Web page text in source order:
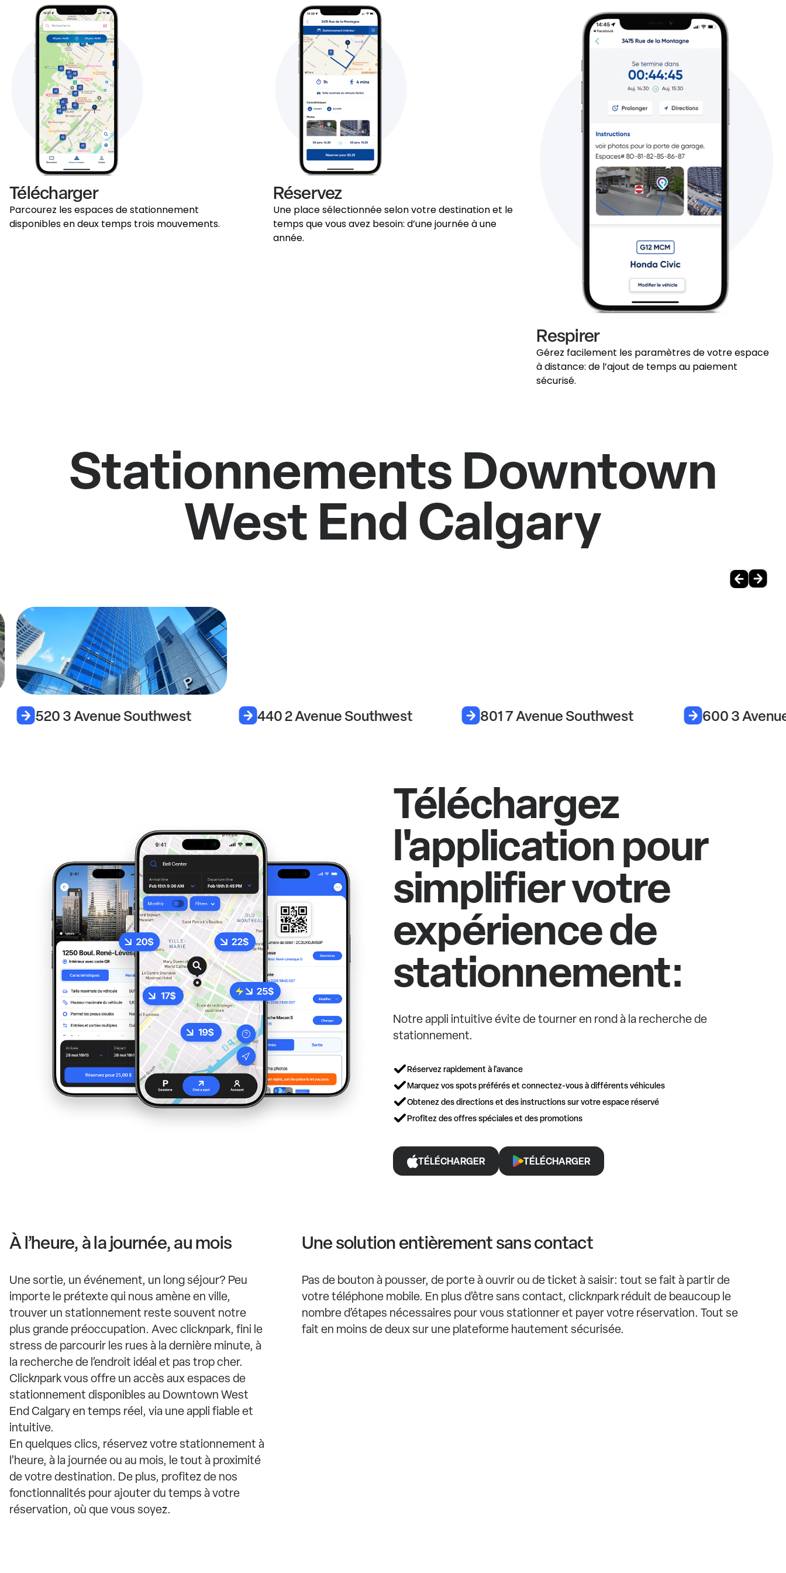
Télécharger
Parcourez les espaces de stationnement
disponibles en deux temps trois mouvements.
Réservez
Une place sélectionnée selon votre destination et le
temps que vous avez besoin: d’une journée à une
année.
Respirer
Gérez facilement les paramètres de votre espace
à distance: de l’ajout de temps au paiement
sécurisé.
Stationnements Downtown
West End Calgary
520 3 Avenue Southwest 440 2 Avenue Southwest 801 7 Avenue Southwest 600 3
Téléchargez
l'application pour
simplifier votre
expérience de
stationnement:
Notre appli intuitive évite de tourner en rond à la recherche de
stationnement.
Réservez rapidement à l'avance
Marquez vos spots préférés et connectez-vous à différents véhicules
Obtenez des directions et des instructions sur votre espace réservé
Profitez des offres spéciales et des promotions
TÉLÉCHARGER TÉLÉCHARGER
À l’heure, à la journée, au mois
Une sortie, un événement, un long séjour? Peu
importe le prétexte qui nous amène en ville,
trouver un stationnement reste souvent notre
plus grande préoccupation. Avec clicknpark, fini le
stress de parcourir les rues à la dernière minute, à
la recherche de l’endroit idéal et pas trop cher.
Clicknpark vous offre un accès aux espaces de
stationnement disponibles au Downtown West
End Calgary en temps réel, via une appli fiable et
intuitive.
En quelques clics, réservez votre stationnement à
l’heure, à la journée ou au mois, le tout à proximité
de votre destination. De plus, profitez de nos
fonctionnalités pour ajouter du temps à votre
réservation, où que vous soyez.
Une solution entièrement sans contact
Pas de bouton à pousser, de porte à ouvrir ou de ticket à saisir: tout se fait à partir de
votre téléphone mobile. En plus d’être sans contact, clicknpark réduit de beaucoup le
nombre d’étapes nécessaires pour vous stationner et payer votre réservation. Tout se
fait en moins de deux sur une plateforme hautement sécurisée.